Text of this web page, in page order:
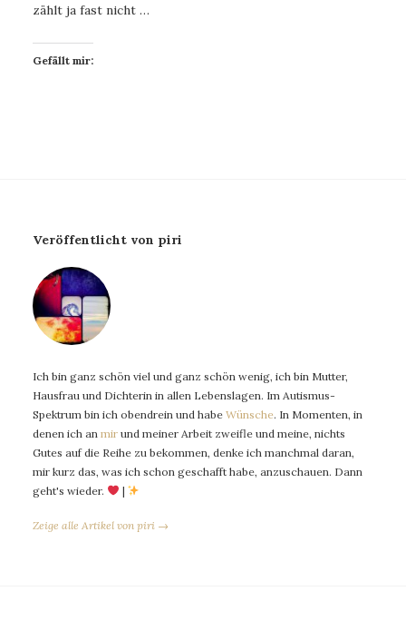
zählt ja fast nicht …
Gefällt mir:
Veröffentlicht von piri
Ich bin ganz schön viel und ganz schön wenig, ich bin Mutter,
Hausfrau und Dichterin in allen Lebenslagen. Im Autismus-
Spektrum bin ich obendrein und habe Wünsche. In Momenten, in
denen ich an mir und meiner Arbeit zweifle und meine, nichts
Gutes auf die Reihe zu bekommen, denke ich manchmal daran,
mir kurz das, was ich schon geschafft habe, anzuschauen. Dann
geht's wieder.
|
Zeige alle Artikel von piri →